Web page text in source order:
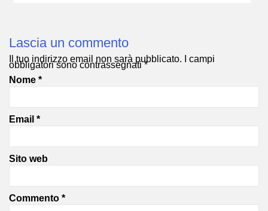
Lascia un commento
Il tuo indirizzo email non sarà pubblicato. I campi
obbligatori sono contrassegnati*
Nome *
Email *
Sito web
Commento *